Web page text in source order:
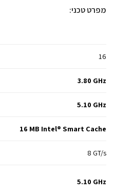
מפרט טכני:
16
3.80 GHz
5.10 GHz
16 MB Intel® Smart Cache
8 GT/s
5.10 GHz